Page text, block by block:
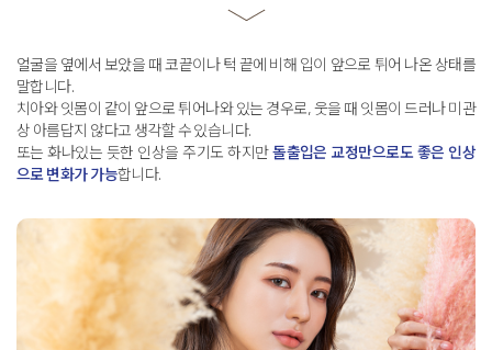
얼굴을 옆에서 보았을 때 코끝이나 턱 끝에 비해 입이 앞으로 튀어 나온 상태를
말합니다.
치아와 잇몸이 같이 앞으로 튀어나와 있는 경우로,웃을 때 잇몸이 드러나 미관
상 아름답지 않다고 생각할 수 있습니다.
또는 화나있는 듯한 인상을 주기도 하지만돌출입은 교정만으로도 좋은 인상
으로 변화가 가능합니다.